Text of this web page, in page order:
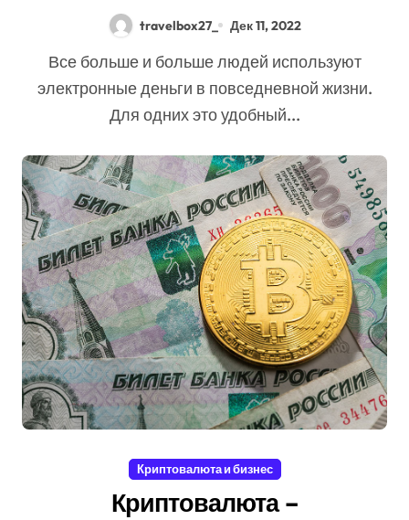
travelbox27_ Дек 11, 2022
Все больше и больше людей используют
электронные деньги в повседневной жизни.
Для одних это удобный...
Криптовалюта и бизнес
Криптовалюта –